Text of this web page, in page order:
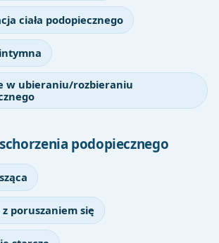
ciała podopiecznego
w ubieraniu/rozbieraniu
podopiecznego
poruszaniem się